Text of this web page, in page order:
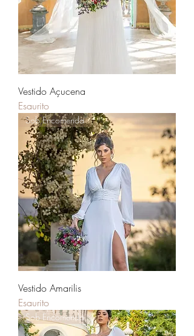
Vestido Açucena
Esaurito
Sob Encomenda
Vestido Amarilis
Esaurito
Sob Encomenda